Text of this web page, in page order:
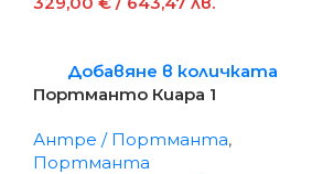
Добавяне в количката
Портманто Киара 1
Антре / Портманта,
Портманта